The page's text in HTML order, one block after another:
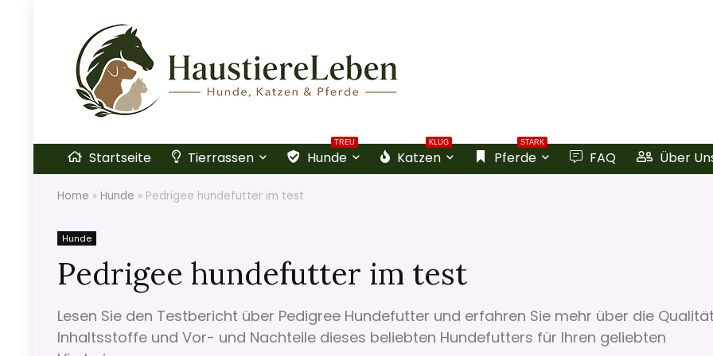
Startseite Tierrassen
TREU
Hunde
KLUG
Katzen
STARK
Pferde FAQ Über
Home » Hunde » Pedrigee hundefutter im test
Hunde
Pedrigee hundefutter im test
Lesen Sie den Testbericht über Pedigree Hundefutter und erfahren Sie mehr über die
Inhaltsstoffe und Vor- und Nachteile dieses beliebten Hundefutters für Ihren geliebten